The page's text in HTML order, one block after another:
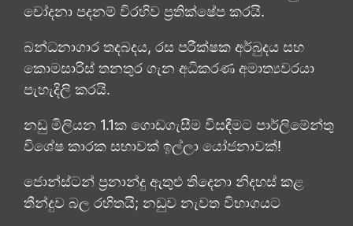
චෝදනා පදනම් විරහිව ප්‍රතික්ෂේප කරයි.
බන්ධනාගාර තදබදය, රස පරීක්ෂක අර්බුදය සහ
කොමසාරිස් තනතුර ගැන අධිකරණ අමාත්‍යවරයා
පැහැදිලි කරයි.
නඩු මිලියන 1.1ක ගොඩගැසීම විසඳීමට පාර්ලිමේන්තු
විශේෂ කාරක සභාවක් ඉල්ලා යෝජනාවක්!
ජොන්ස්ටන් ප්‍රනාන්දු ඇතුළු තිදෙනා නිදහස් කළ
තීන්දුව බල රහිතයි; නඩුව නැවත විභාගයට